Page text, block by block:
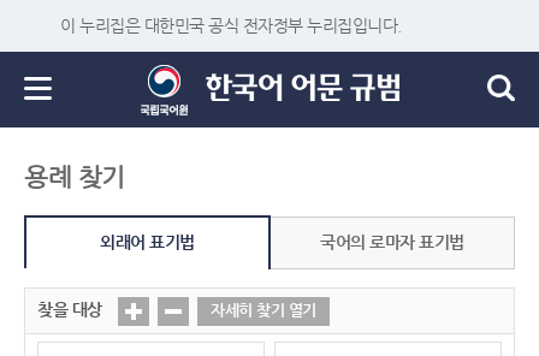
이 누리집은 대한민국 공식 전자정부 누리집입니다.
용례 찾기
외래어 표기법 국어의 로마자 표기법
찾을 대상 자세히 찾기 열기